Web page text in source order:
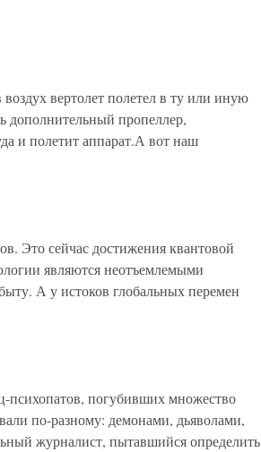
вертолет полетел в ту или иную
дополнительный пропеллер,
и полетит аппарат.А вот наш
Это сейчас достижения квантовой
являются неотъемлемыми
А у истоков глобальных перемен
психопатов, погубивших множество
по-разному: демонами, дьяволами,
журналист, пытавшийся определить